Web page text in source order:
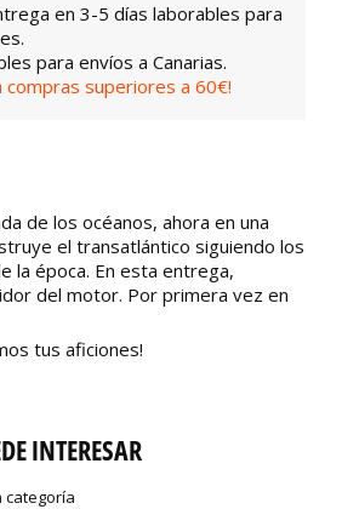
en 3-5 días laborables para
para envíos a Canarias.
compras superiores a 60€!
de los océanos, ahora en una
el transatlántico siguiendo los
la época. En esta entrega,
del motor. Por primera vez en
tus aficiones!
INTERESAR
categoría